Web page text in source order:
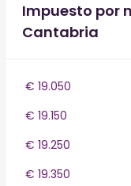
Impuesto por
Cantabria
€ 19.050
€ 19.150
€ 19.250
€ 19.350